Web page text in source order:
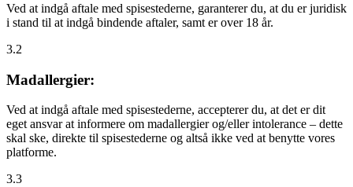
Ved at indgå aftale med spisestederne, garanterer du, at du er juridisk
i stand til at indgå bindende aftaler, samt er over 18 år.
3.2
Madallergier:
Ved at indgå aftale med spisestederne, accepterer du, at det er dit
eget ansvar at informere om madallergier og/eller intolerance – dette
skal ske, direkte til spisestederne og altså ikke ved at benytte vores
platforme.
3.3